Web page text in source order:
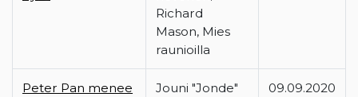
Richard
Mason, Mies
raunioilla
Peter Pan menee
Jouni "Jonde"
09.09.2020